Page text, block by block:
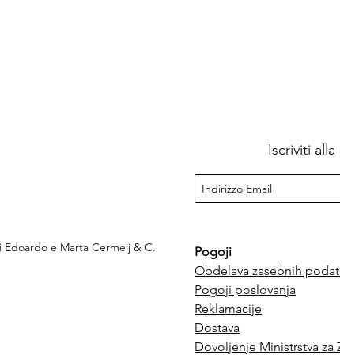
e Marta Cermelj & C.
Iscriviti
Pogoji
Obdelava zasebnih
Pogoji poslovanja
Reklamacije
Dostava
Dovoljenje Ministrstva za